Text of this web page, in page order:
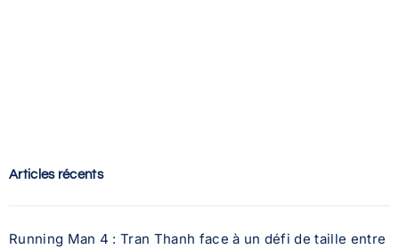
Articles récents
Running Man 4 : Tran Thanh face à un défi de taille entre